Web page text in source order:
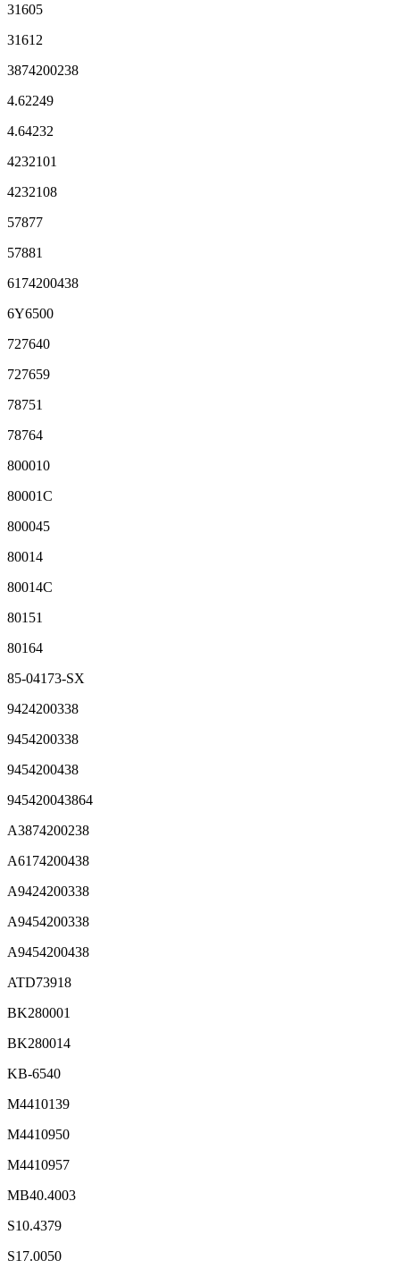
31605
31612
3874200238
4.62249
4.64232
4232101
4232108
57877
57881
6174200438
6Y6500
727640
727659
78751
78764
800010
80001C
800045
80014
80014C
80151
80164
85-04173-SX
9424200338
9454200338
9454200438
945420043864
A3874200238
A6174200438
A9424200338
A9454200338
A9454200438
ATD73918
BK280001
BK280014
KB-6540
M4410139
M4410950
M4410957
MB40.4003
S10.4379
S17.0050